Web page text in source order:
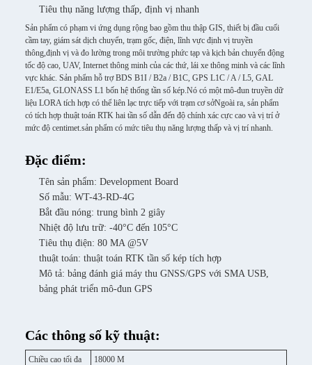
Tiêu thụ năng lượng thấp, định vị nhanh
Sản phẩm có phạm vi ứng dụng rộng bao gồm thu thập GIS, thiết bị đầu cuối
cầm tay, giám sát dịch chuyển, trạm gốc, điện, lĩnh vực định vị truyền
thông,định vị và đo lường trong môi trường phức tạp và kịch bản chuyển động
tốc độ cao, UAV, Internet thông minh của các thứ, lái xe thông minh và các lĩnh
vực khác. Sản phẩm hỗ trợ BDS B1I / B2a / B1C, GPS L1C / A / L5, GAL
E1/E5a, GLONASS L1 bốn hệ thống tần số kép.Nó có một mô-đun truyền dữ
liệu LORA tích hợp có thể liên lạc trực tiếp với trạm cơ sởNgoài ra, sản phẩm
có tích hợp thuật toán RTK hai tần số dẫn đến độ chính xác cực cao và vị trí ở
mức độ centimet.sản phẩm có mức tiêu thụ năng lượng thấp và vị trí nhanh.
Đặc điểm:
Tên sản phẩm: Development Board
Số mẫu: WT-43-RD-4G
Bắt đầu nóng: trung bình 2 giây
Nhiệt độ lưu trữ: -40°C đến 105°C
Tiêu thụ điện: 80 MA @5V
thuật toán: thuật toán RTK tần số kép tích hợp
Mô tả: bảng đánh giá máy thu GNSS/GPS với SMA USB,
bảng phát triển mô-đun GPS
Các thông số kỹ thuật:
Chiều cao tối đa
18000 M